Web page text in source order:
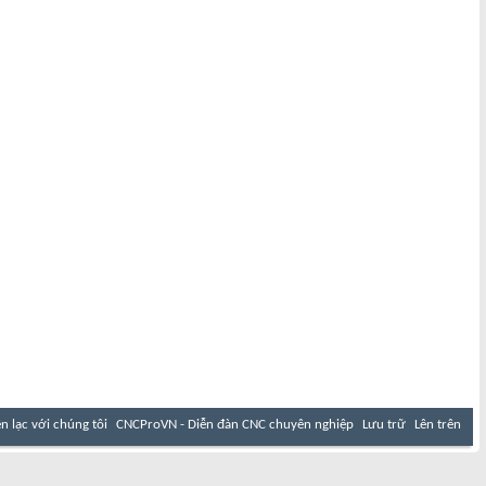
lạc với chúng tôi CNCProVN - Diễn đàn CNC chuyên nghiệp Lưu trữ Lên trên